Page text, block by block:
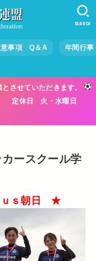
意事項 Q＆A 年間行事
SEARCH
させていただきます。
定休日 火・水曜日
ースクール学
ｓ朝日 ★